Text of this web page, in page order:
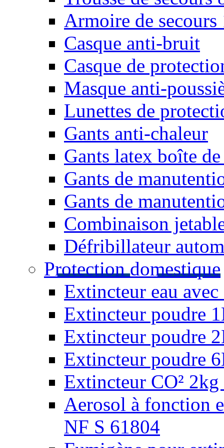
Armoire de secours
Casque anti-bruit
Casque de
Masque anti-
Lunettes de
Gants anti-chaleur
Gants latex boîte
Gants de
Gants de
Combinaison
Défribillateur
Protection domestique
Extincteur eau
Extincteur poudre
Extincteur poudre
Extincteur poudre
Extincteur CO²
Aerosol à fonction
NF S 61804